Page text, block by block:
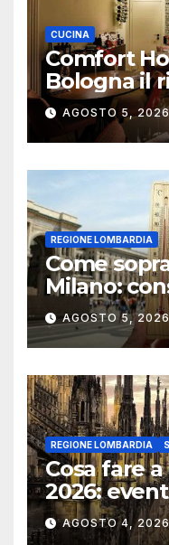
CUCINA
Comfort
Bologna il
trasforma
AGOSTO 5, 2026
REGIONE LOMBARDIA
Come
Milano:
AGOSTO 5, 2026
REGIONE LOMBARDIA
Cosa fare
2026:
mostre
AGOSTO 4,